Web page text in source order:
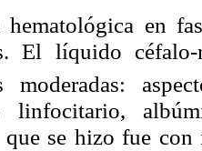
en
El líquido
moderadas:
linfocitario,
que se hizo fue